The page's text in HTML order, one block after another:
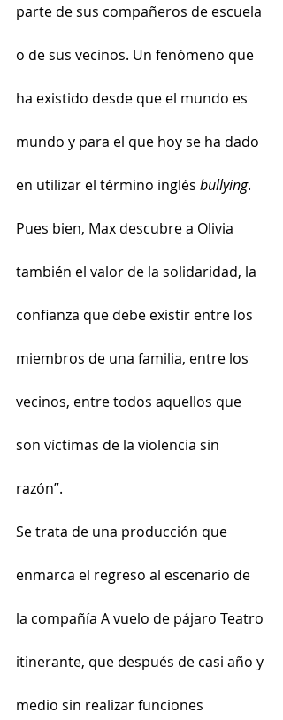
parte de sus compañeros de escuela
o de sus vecinos. Un fenómeno que
ha existido desde que el mundo es
mundo y para el que hoy se ha dado
en utilizar el término inglés bullying.
Pues bien, Max descubre a Olivia
también el valor de la solidaridad, la
confianza que debe existir entre los
miembros de una familia, entre los
vecinos, entre todos aquellos que
son víctimas de la violencia sin
razón”.
Se trata de una producción que
enmarca el regreso al escenario de
la compañía A vuelo de pájaro Teatro
itinerante, que después de casi año y
medio sin realizar funciones